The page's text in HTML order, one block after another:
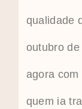
qualidade
outubro
agora com
quem ia